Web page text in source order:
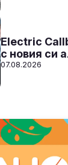
Electric
с новия си
07.08.2026